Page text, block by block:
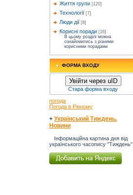
Життя групи [120]
Технології [7]
Люди дії [8]
Корисні поради [16]
В цьому розділі можна
ознайомитись з різними
корисними порадами
ФОРМА ВХОДУ
Увійти через uID
Стара форма входу
погода
Погода в Рівному
+ Український Тиждень.
Новини
Інформаційна картина дня від
українського часопису "Тиждень".